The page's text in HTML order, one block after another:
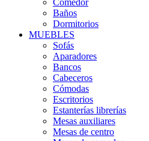
Comedor
Baños
Dormitorios
MUEBLES
Sofás
Aparadores
Bancos
Cabeceros
Cómodas
Escritorios
Estanterías librerías
Mesas auxiliares
Mesas de centro